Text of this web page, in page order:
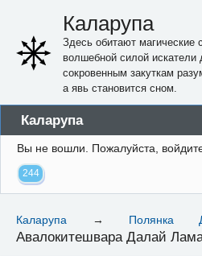
Каларупа
Здесь обитают
волшебной силой искатели
сокровенным закуткам
а явь становится сном.
Каларупа
Блог
Форум
Правила
Вы не вошли. Пожалуйста,
244
Каларупа → Полянка
Авалокитешвара Далай